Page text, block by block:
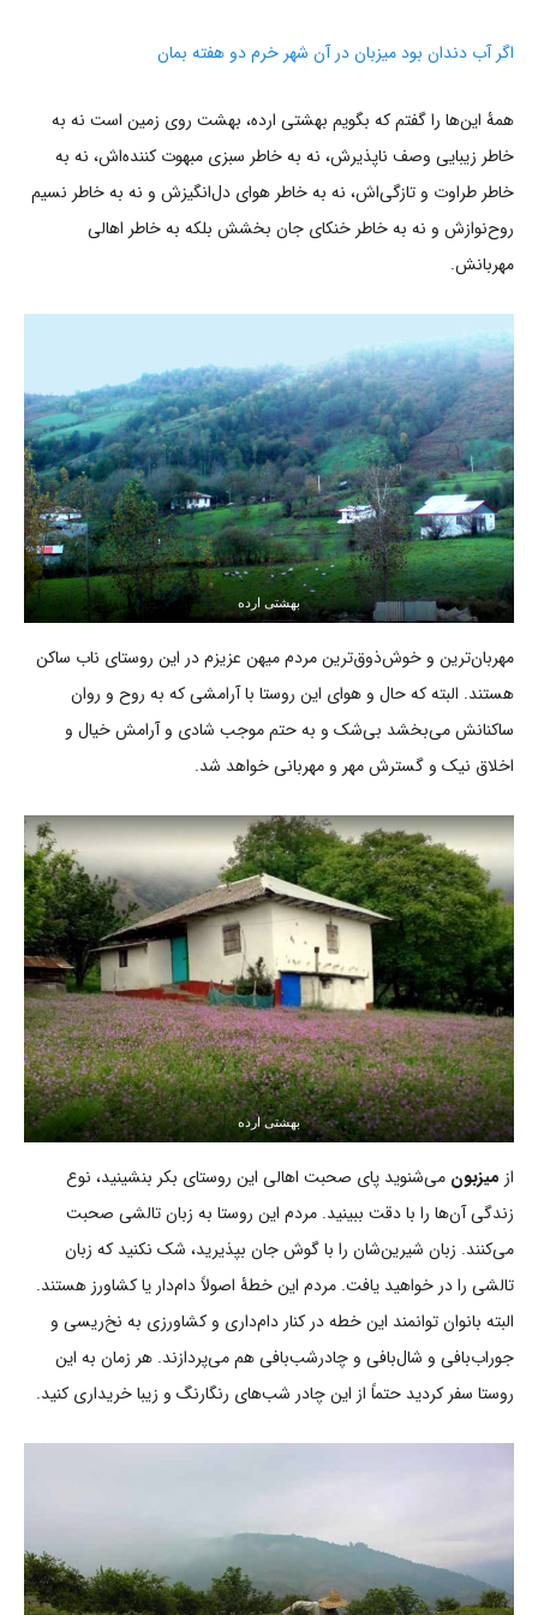
اگر آب دندان بود میزبان در آن شهر خرم دو هفته بمان
همۀ این‌ها را گفتم که بگویم بهشتی ارده، بهشت روی زمین است نه به
خاطر زیبایی وصف ناپذیرش، نه به خاطر سبزی مبهوت کننده‌اش، نه به
خاطر طراوت و تازگی‌اش، نه به خاطر هوای دل‌انگیزش و نه به خاطر نسیم
روح‌نوازش و نه به خاطر خنکای جان بخشش بلکه به خاطر اهالی
مهربانش.
بهشتی ارده
مهربان‌ترین و خوش‌ذوق‌ترین مردم میهن عزیزم در این روستای ناب ساکن
هستند. البته که حال و هوای این روستا با آرامشی که به روح و روان
ساکنانش می‌بخشد بی‌شک و به حتم موجب شادی و آرامش خیال و
اخلاق نیک و گسترش مهر و مهربانی خواهد شد.
بهشتی ارده
از میزبون می‌شنوید پای صحبت اهالی این روستای بکر بنشینید، نوع
زندگی آن‌ها را با دقت ببینید. مردم این روستا به زبان تالشی صحبت
می‌کنند. زبان شیرین‌شان را با گوش جان بپذیرید، شک نکنید که زبان
تالشی را در خواهید یافت. مردم این خطۀ اصولاً دام‌دار یا کشاورز هستند.
البته بانوان توانمند این خطه در کنار دام‌داری و کشاورزی به نخ‌ریسی و
جوراب‌بافی و شال‌بافی و چادرشب‌بافی هم می‌پردازند. هر زمان به این
روستا سفر کردید حتماً از این چادر شب‌های رنگارنگ و زیبا خریداری کنید.